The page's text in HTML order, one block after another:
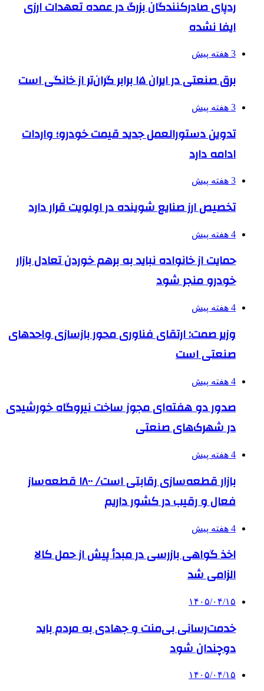
ردپای صادرکنندگان بزرگ در عمده تعهدات ارزی
ایفا نشده
3 هفته پیش
برق صنعتی در ایران ۱۵ برابر گران‌تر از خانگی است
3 هفته پیش
تدوین دستورالعمل جدید قیمت خودرو؛ واردات
ادامه دارد
3 هفته پیش
تخصیص ارز صنایع شوینده در اولویت قرار دارد
4 هفته پیش
حمایت از خانواده نباید به برهم خوردن تعادل بازار
خودرو منجر شود
4 هفته پیش
وزیر صمت: ارتقای فناوری محور بازسازی واحدهای
صنعتی است
4 هفته پیش
صدور دو هفته‌ای مجوز ساخت نیروگاه خورشیدی
در شهرک‌های صنعتی
4 هفته پیش
بازار قطعه‌سازی رقابتی است/ ۱۸۰۰ قطعه‌ساز
فعال و رقیب در کشور داریم
4 هفته پیش
اخذ گواهی بازرسی در مبدأ پیش از حمل کالا
الزامی شد
۱۴۰۵/۰۴/۱۵
خدمت‌رسانی بی‌منت و جهادی به مردم باید
دوچندان شود
۱۴۰۵/۰۴/۱۵